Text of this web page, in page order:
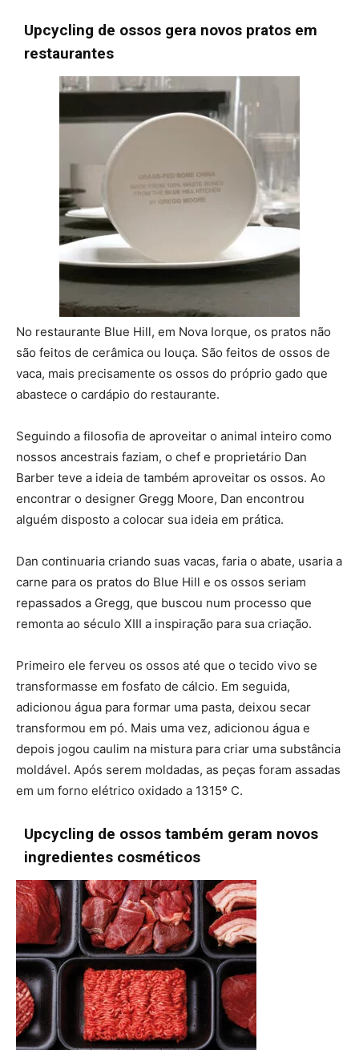
Upcycling de ossos gera novos pratos em
restaurantes
No restaurante Blue Hill, em Nova Iorque, os pratos não
são feitos de cerâmica ou louça. São feitos de ossos de
vaca, mais precisamente os ossos do próprio gado que
abastece o cardápio do restaurante.
Seguindo a filosofia de aproveitar o animal inteiro como
nossos ancestrais faziam, o chef e proprietário Dan
Barber teve a ideia de também aproveitar os ossos. Ao
encontrar o designer Gregg Moore, Dan encontrou
alguém disposto a colocar sua ideia em prática.
Dan continuaria criando suas vacas, faria o abate, usaria a
carne para os pratos do Blue Hill e os ossos seriam
repassados a Gregg, que buscou num processo que
remonta ao século XIII a inspiração para sua criação.
Primeiro ele ferveu os ossos até que o tecido vivo se
transformasse em fosfato de cálcio. Em seguida,
adicionou água para formar uma pasta, deixou secar
transformou em pó. Mais uma vez, adicionou água e
depois jogou caulim na mistura para criar uma substância
moldável. Após serem moldadas, as peças foram assadas
em um forno elétrico oxidado a 1315º C.
Upcycling de ossos também geram novos
ingredientes cosméticos